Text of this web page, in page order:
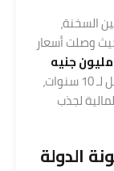
السخنة،
وصلت أسعار
للوحدات الصغيرة، مع أنظمة تقسيط تصل لـ 10 سنوات،
لجذب
الدولة